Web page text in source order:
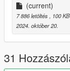
(current)
7 886 letöltés, 100 KB
2024. október 20.
31